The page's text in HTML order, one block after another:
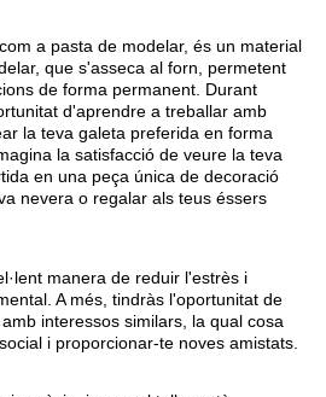
a pasta de modelar, és un material
que s'asseca al forn, permetent
de forma permanent. Durant
d'aprendre a treballar amb
la teva galeta preferida en forma
la satisfacció de veure la teva
en una peça única de decoració
nevera o regalar als teus éssers
manera de reduir l'estrès i
A més, tindràs l'oportunitat de
interessos similars, la qual cosa
i proporcionar-te noves amistats.